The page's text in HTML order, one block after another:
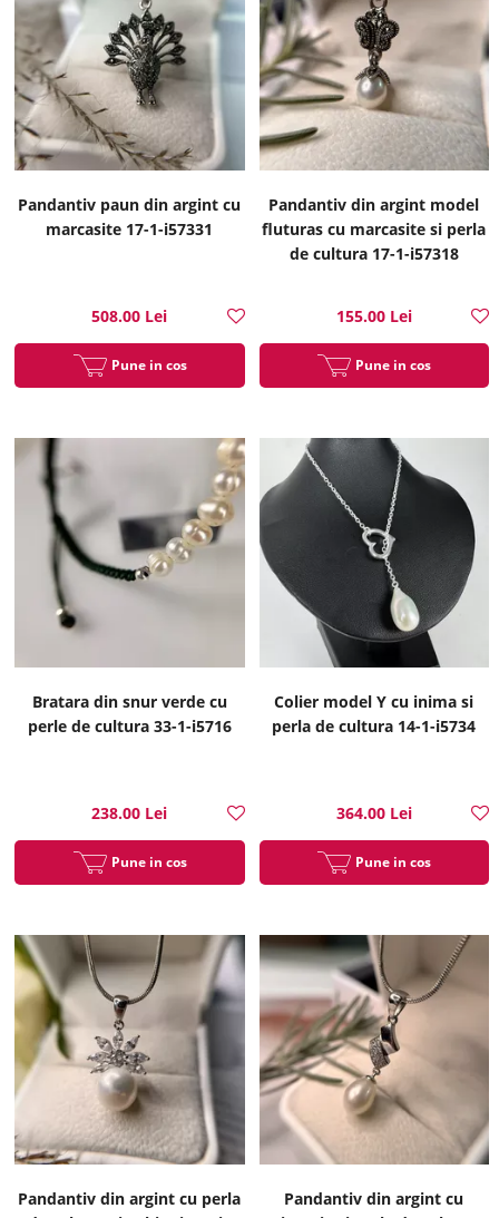
Pandantiv paun din argint cu
marcasite 17-1-i57331
508.00 Lei
Pune in cos
Pandantiv din argint model
fluturas cu marcasite si perla
de cultura 17-1-i57318
155.00 Lei
Pune in cos
Bratara din snur verde cu
perle de cultura 33-1-i5716
238.00 Lei
Pune in cos
Colier model Y cu inima si
perla de cultura 14-1-i5734
364.00 Lei
Pune in cos
Pandantiv din argint cu perla
Pandantiv din argint cu